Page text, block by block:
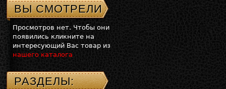
ВЫ СМОТРЕЛИ
Просмотров нет. Чтобы они
появились кликните на
интересующий Вас товар из
нашего каталога
РАЗДЕЛЫ: